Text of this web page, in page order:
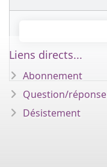
Liens directs...
Abonnement
Question/réponse
Désistement